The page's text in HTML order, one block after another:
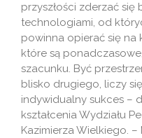
przyszłości zderzać się
technologiami, od
powinna opierać się na
które są
szacunku. Być
blisko drugiego, liczy
indywidualny sukces –
kształcenia Wydziału
Kazimierza Wielkiego.